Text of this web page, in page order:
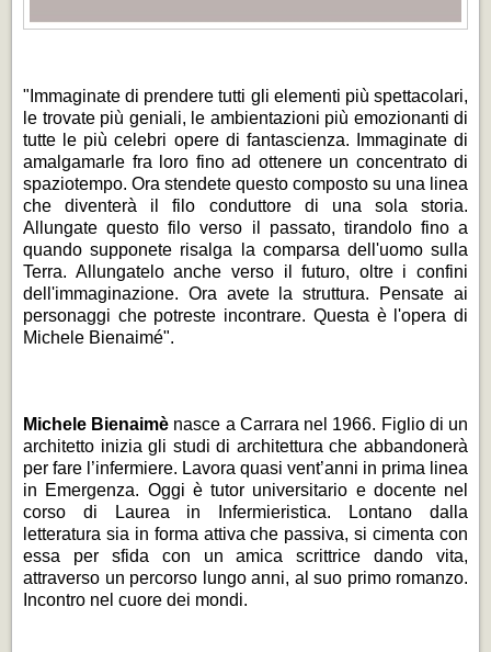
"Immaginate di prendere tutti gli elementi più spettacolari,
le trovate più geniali, le ambientazioni più emozionanti di
tutte le più celebri opere di fantascienza. Immaginate di
amalgamarle fra loro fino ad ottenere un concentrato di
spaziotempo. Ora stendete questo composto su una linea
che diventerà il filo conduttore di una sola storia.
Allungate questo filo verso il passato, tirandolo fino a
quando supponete risalga la comparsa dell'uomo sulla
Terra. Allungatelo anche verso il futuro, oltre i confini
dell'immaginazione. Ora avete la struttura. Pensate ai
personaggi che potreste incontrare. Questa è l'opera di
Michele Bienaimé".
Michele Bienaimè nasce a Carrara nel 1966. Figlio di un
architetto inizia gli studi di architettura che abbandonerà
per fare l’infermiere. Lavora quasi vent’anni in prima linea
in Emergenza. Oggi è tutor universitario e docente nel
corso di Laurea in Infermieristica. Lontano dalla
letteratura sia in forma attiva che passiva, si cimenta con
essa per sfida con un amica scrittrice dando vita,
attraverso un percorso lungo anni, al suo primo romanzo.
Incontro nel cuore dei mondi.